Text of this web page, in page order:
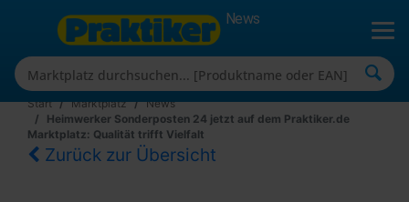
News
Start Marktplatz
News
Heimwerker Sonderposten 24 jetzt auf dem Praktiker.de
Marktplatz: Qualität trifft Vielfalt
Zurück zur Übersicht